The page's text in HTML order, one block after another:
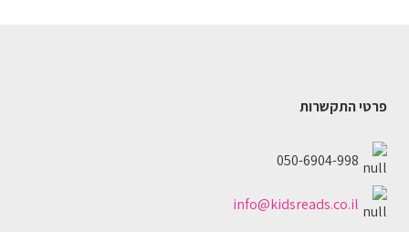
פרטי התקשרות
050-6904-998
info@kidsreads.co.il